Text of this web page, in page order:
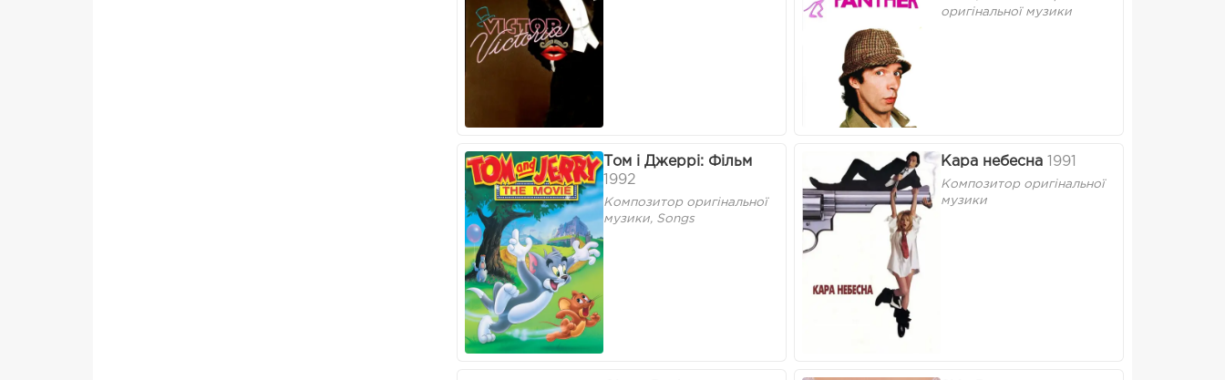
оригінальної музики
Том і Джеррі: Фільм
1992
Композитор оригінальної
музики, Songs
Кара небесна 1991
Композитор оригінальної
музики